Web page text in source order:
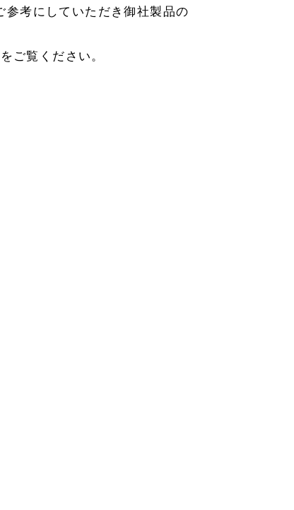
参考にしていただき御社製品の
ご覧ください。